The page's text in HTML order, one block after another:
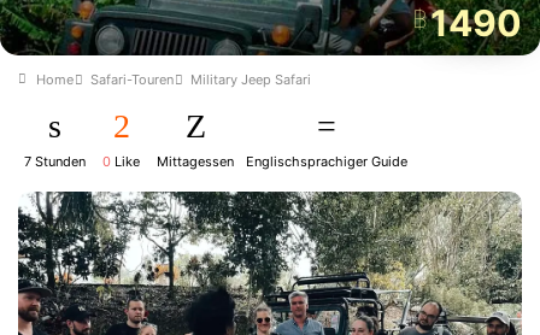
฿1490
Home Safari-Touren Military Jeep Safari
7 Stunden 0 Like Mittagessen Englischsprachiger Guide